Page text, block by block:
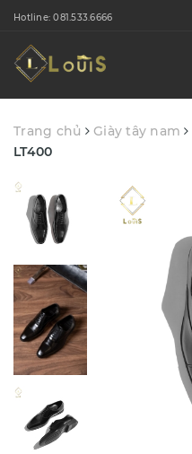
Hotline:081.533.6666
Trang chủ Giày tây nam
LT400